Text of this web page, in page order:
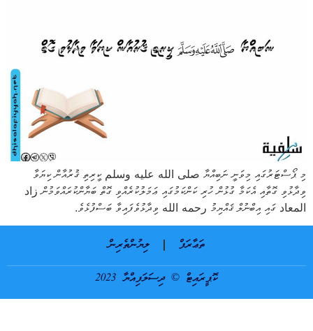
މި ޕޯސްޓަރުގައި މިވަނީ ނަބިއްޔާ صلى الله عليه وسلم ކީރިތި ޤުރުއާން ކިޔަވާ
ވިދާޅުވި ގޮތާއި އެކަމާ ގުޅުން ހުރި ކަންކަމުގައި ޢަމަލުކުރެއްވި ގޮތް ބަޔާންކުރައްވަމުން زاد
المعاد ގައި އިބްނުލް ޤައްޔިމު رحمه الله ވިދާޅުވެފައިވާ ބަސްފުޅެވެ.
ތަޢާރަފް
ލިޔުންތެރިން
ކޮޕީރައިޓް © ދިސަލަފިއްޔާ 2023